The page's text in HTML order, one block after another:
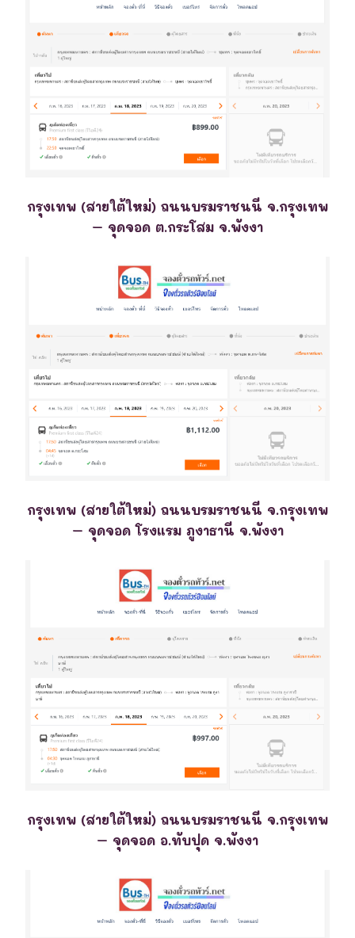
กรุงเทพ (สายใต้ใหม่) ถนนบรมราชนนี จ.กรุงเทพ
– จุดจอด ต.กระโสม จ.พังงา
กรุงเทพ (สายใต้ใหม่) ถนนบรมราชนนี จ.กรุงเทพ
– จุดจอด โรงแรม ภูงาธานี จ.พังงา
กรุงเทพ (สายใต้ใหม่) ถนนบรมราชนนี จ.กรุงเทพ
– จุดจอด อ.ทับปุด จ.พังงา